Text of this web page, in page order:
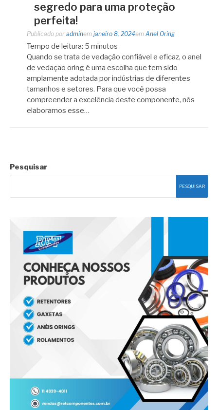
segredo para uma proteção
perfeita!
Publicado por adminem janeiro 8, 2024em Anel Oring
Tempo de leitura: 5 minutos
Quando se trata de vedação confiável e eficaz, o anel
de vedação oring é uma escolha que tem sido
amplamente adotada por indústrias de diferentes
tamanhos e setores. Para que você possa
compreender a excelência deste componente, nós
elaboramos esse…
Pesquisar
PESQUISAR